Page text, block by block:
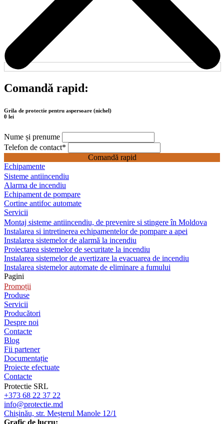
Comandă rapid:
Grila de protectie pentru aspersoare (nichel)
0 lei
Nume și prenume
Telefon de contact*
Comandă rapid
Echipamente
Sisteme antiincendiu
Alarma de incendiu
Echipament de pompare
Cortine antifoc automate
Servicii
Montaj sisteme antiincendiu, de prevenire si stingere în Moldova
Instalarea si intretinerea echipamentelor de pompare a apei
Instalarea sistemelor de alarmă la incendiu
Proiectarea sistemelor de securitate la incendiu
Instalarea sistemelor de avertizare la evacuarea de incendiu
Instalarea sistemelor automate de eliminare a fumului
Pagini
Promoții
Produse
Servicii
Producători
Despre noi
Contacte
Blog
Fii partener
Documentație
Proiecte efectuate
Contacte
Protectie SRL
+373 68 22 37 22
info@protectie.md
Chișinău, str. Meșterul Manole 12/1
Grafic de lucru: